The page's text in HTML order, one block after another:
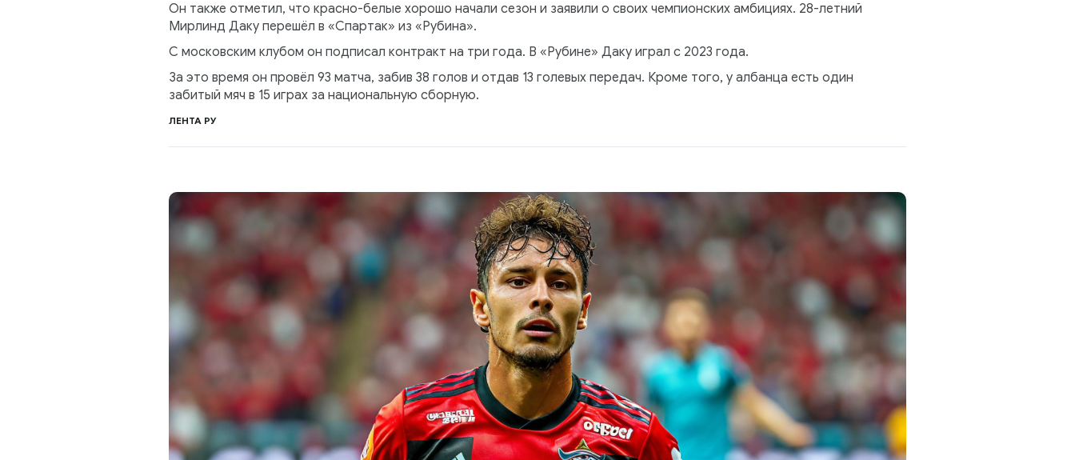
Он также отметил, что красно-белые хорошо начали сезон и заявили о своих чемпионских амбициях. 28-летний
Мирлинд Даку перешёл в «Спартак» из «Рубина».
С московским клубом он подписал контракт на три года. В «Рубине» Даку играл с 2023 года.
За это время он провёл 93 матча, забив 38 голов и отдав 13 голевых передач. Кроме того, у албанца есть один
забитый мяч в 15 играх за национальную сборную.
ЛЕНТА РУ